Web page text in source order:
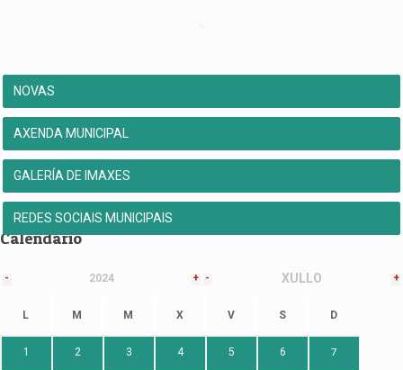
NOVAS
AXENDA MUNICIPAL
GALERÍA DE IMAXES
REDES SOCIAIS MUNICIPAIS
Calendario
- 2024 + - XULLO +
L M M X V S D
1 2 3 4 5 6 7